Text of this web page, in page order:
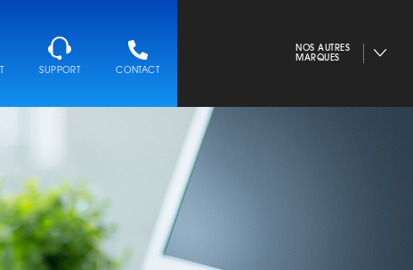
SUPPORT CONTACT
NOS AUTRES
MARQUES